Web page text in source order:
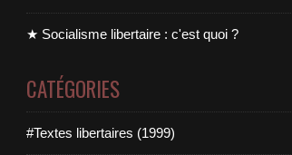
★ Socialisme libertaire : c'est quoi ?
CATÉGORIES
#Textes libertaires (1999)